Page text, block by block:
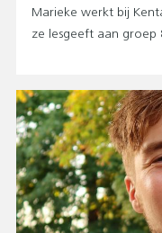
Marieke werkt bij
ze lesgeeft aan groep